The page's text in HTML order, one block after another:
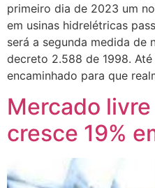
primeiro dia de 2023 um
em usinas hidrelétricas
será a segunda medida de
decreto 2.588 de 1998.
encaminhado para que
Mercado
cresce 19%